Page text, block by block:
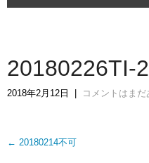
20180226TI-
2018年2月12日 コメントはまだ
Post
← 20180214不可